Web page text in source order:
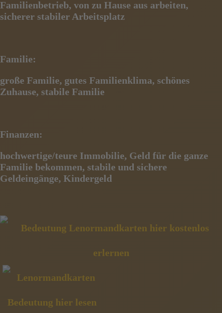
Familienbetrieb, von zu Hause aus arbeiten,
sicherer stabiler Arbeitsplatz
Familie:
große Familie, gutes Familienklima, schönes
Zuhause, stabile Familie
Finanzen:
hochwertige/teure Immobilie, Geld für die ganze
Familie bekommen, stabile und sichere
Geldeingänge, Kindergeld